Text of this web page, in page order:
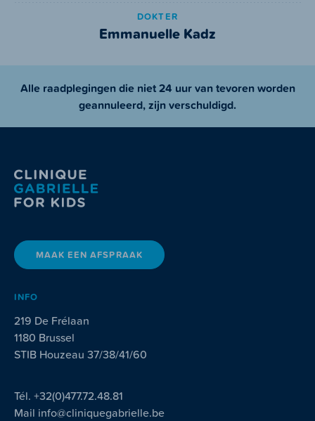
DOKTER
Emmanuelle Kadz
Alle raadplegingen die niet 24 uur van tevoren worden
geannuleerd, zijn verschuldigd.
MAAK EEN AFSPRAAK
INFO
219 De Frélaan
1180 Brussel
STIB Houzeau 37/38/41/60
Tél. +32(0)477.72.48.81
Mail info@cliniquegabrielle.be